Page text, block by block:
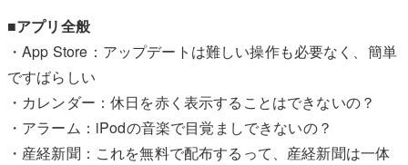
■アプリ全般
・App Store：アップデートは難しい操作も必要なく、簡単
ですばらしい
・カレンダー：休日を赤く表示することはできないの？
・アラーム：iPodの音楽で目覚ましできないの？
・産経新聞：これを無料で配布するって、産経新聞は一体